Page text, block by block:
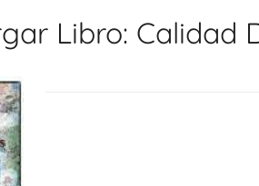
Libro: Calidad